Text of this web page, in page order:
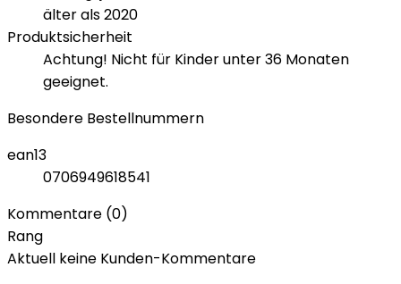
älter als 2020
Produktsicherheit
Achtung! Nicht für Kinder unter 36 Monaten
geeignet.
Besondere Bestellnummern
ean13
0706949618541
Kommentare (0)
Rang
Aktuell keine Kunden-Kommentare